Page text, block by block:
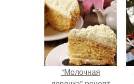
"Молочная